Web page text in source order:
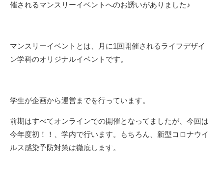
催されるマンスリーイベントへのお誘いがありました♪
マンスリーイベント とは、 月に1回開催されるライフデザイ
ン学科のオリジナルイベントです。
学生が企画から運営までを行っています。
前期はすべてオンラインでの開催となって ましたが、今回は
今年度初！！、 学内で行います。 もちろん、 新型コロナウイ
ルス感染予防対策は徹底します。